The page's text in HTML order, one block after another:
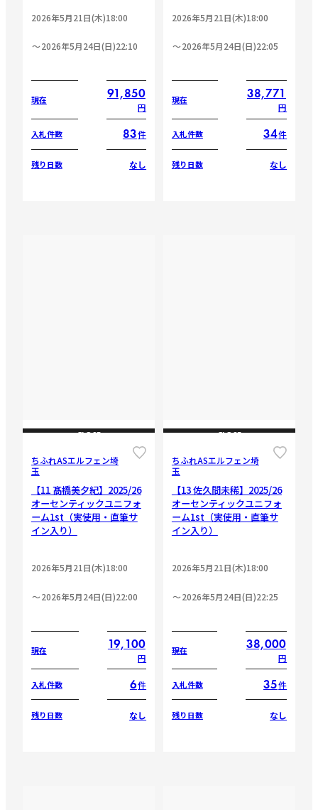
2026年5月21日(木)18:00
2026年5月24日(日)22:10
現在 91,850
円
入札件数 83件
残り日数 なし
2026年5月21日(木)18:00
2026年5月24日(日)22:05
現在 38,771
円
入札件数 34件
残り日数 なし
CLOSE
ちふれASエルフェン埼
玉
【11 髙橋美夕紀】2025/26
オーセンティックユニフォ
ーム1st（実使用・直筆サ
イン入り）
2026年5月21日(木)18:00
2026年5月24日(日)22:00
現在 19,100
円
入札件数 6件
残り日数 なし
CLOSE
ちふれASエルフェン埼
玉
【13 佐久間未稀】2025/26
オーセンティックユニフォ
ーム1st（実使用・直筆サ
イン入り）
2026年5月21日(木)18:00
2026年5月24日(日)22:25
現在 38,000
円
入札件数 35件
残り日数 なし